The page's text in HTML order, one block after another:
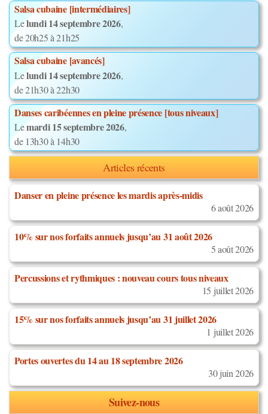
Salsa cubaine [intermédiaires]
Lelundi 14 septembre 2026,
de 20h25 à 21h25
Salsa cubaine [avancés]
Lelundi 14 septembre 2026,
de 21h30 à 22h30
Danses caribéennes en pleine présence [tous niveaux]
Lemardi 15 septembre 2026,
de 13h30 à 14h30
Articles récents
Danser en pleine présence les mardis après-midis
6 août 2026
10% sur nos forfaits annuels jusqu’au 31 août 2026
5 août 2026
Percussions et rythmiques : nouveau cours tous niveaux
15 juillet 2026
15% sur nos forfaits annuels jusqu’au 31 juillet 2026
1 juillet 2026
Portes ouvertes du 14 au 18 septembre 2026
30 juin 2026
Suivez-nous